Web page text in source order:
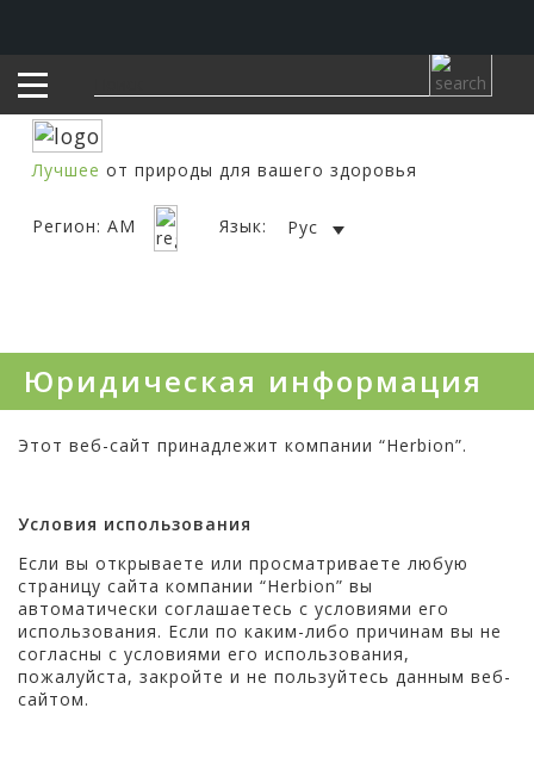
Лучшее от природы для вашего здоровья
Регион: AM Язык: Рус
Юридическая информация
Этот веб-сайт принадлежит компании “Herbion”.
Условия использования
Если вы открываете или просматриваете любую
страницу сайта компании “Herbion” вы
автоматически соглашаетесь с условиями его
использования. Если по каким-либо причинам вы не
согласны с условиями его использования,
пожалуйста, закройте и не пользуйтесь данным веб-
сайтом.